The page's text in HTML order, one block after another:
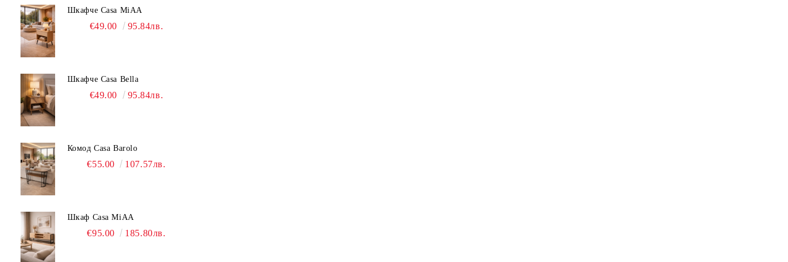
Шкафче Casa MiAA
€49.00 95.84лв.
Шкафче Casa Bella
€49.00 95.84лв.
Комод Casa Barolo
€55.00 107.57лв.
Шкаф Casa MiAA
€95.00 185.80лв.